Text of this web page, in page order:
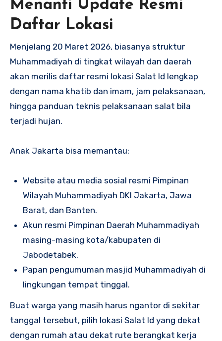
Menanti Update Resmi
Daftar Lokasi
Menjelang 20 Maret 2026, biasanya struktur
Muhammadiyah di tingkat wilayah dan daerah
akan merilis daftar resmi lokasi Salat Id lengkap
dengan nama khatib dan imam, jam pelaksanaan,
hingga panduan teknis pelaksanaan salat bila
terjadi hujan.
Anak Jakarta bisa memantau:
Website atau media sosial resmi Pimpinan
Wilayah Muhammadiyah DKI Jakarta, Jawa
Barat, dan Banten.
Akun resmi Pimpinan Daerah Muhammadiyah
masing-masing kota/kabupaten di
Jabodetabek.
Papan pengumuman masjid Muhammadiyah di
lingkungan tempat tinggal.
Buat warga yang masih harus ngantor di sekitar
tanggal tersebut, pilih lokasi Salat Id yang dekat
dengan rumah atau dekat rute berangkat kerja